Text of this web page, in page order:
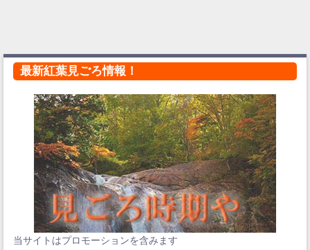
最新紅葉見ごろ情報！
当サイトはプロモーションを含みます